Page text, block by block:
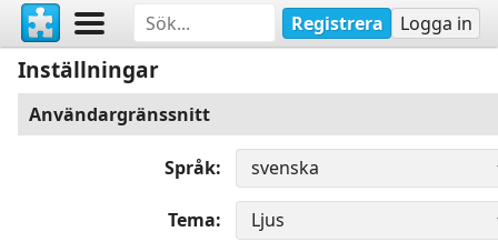
Registrera Logga in
Inställningar
Användargränssnitt
Språk
Tema